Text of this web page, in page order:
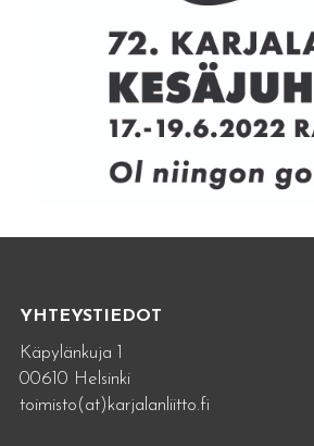
YHTEYSTIEDOT
Käpylänkuja 1
00610 Helsinki
toimisto(at)karjalanliitto.fi